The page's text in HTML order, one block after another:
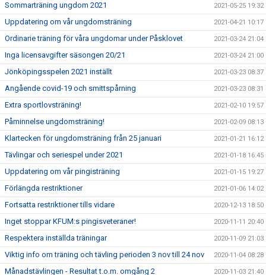
Sommarträning ungdom 2021 2021-05-25 19:32
Uppdatering om vår ungdomsträning 2021-04-21 10:17
Ordinarie träning för våra ungdomar under Påsklovet 2021-03-24 21:04
Inga licensavgifter säsongen 20/21 2021-03-24 21:00
Jönköpingsspelen 2021 inställt 2021-03-23 08:37
Angående covid-19 och smittspårning 2021-03-23 08:31
Extra sportlovsträning! 2021-02-10 19:57
Påminnelse ungdomsträning! 2021-02-09 08:13
Klartecken för ungdomsträning från 25 januari 2021-01-21 16:12
Tävlingar och seriespel under 2021 2021-01-18 16:45
Uppdatering om vår pingisträning 2021-01-15 19:27
Förlängda restriktioner 2021-01-06 14:02
Fortsatta restriktioner tills vidare 2020-12-13 18:50
Inget stoppar KFUM:s pingisveteraner! 2020-11-11 20:40
Respektera inställda träningar 2020-11-09 21:03
Viktig info om träning och tävling perioden 3 nov till 24 nov 2020-11-04 08:28
Månadstävlingen - Resultat t.o.m. omgång 2 2020-11-03 21:40